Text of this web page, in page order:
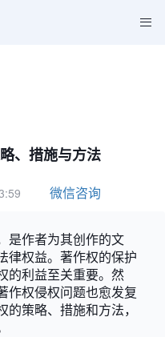
、措施与方法
微信咨询
是作者为其创作的文
律权益。著作权的保护
的利益至关重要。然
作权侵权问题也愈发复
策略、措施和方法，